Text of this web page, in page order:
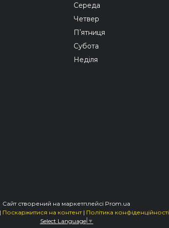
Середа
Четвер
Пʼятниця
Субота
Неділя
Сайт створений на маркетплейсі Prom.ua
F-16.com.ua | Поскаржитися на контент | Політика конфіденційності
Select Language ▼